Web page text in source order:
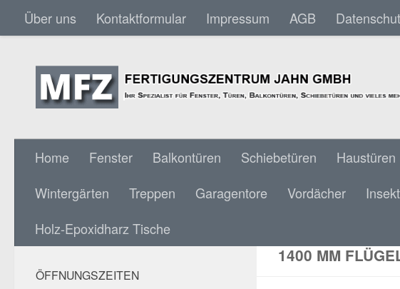
Skip to content
Über uns Kontaktformular Impressum AGB
Home Fenster Balkontüren Schiebetüren Haustüren
Wintergärten
Treppen Garagentore Vordächer
Holz-Epoxidharz Tische
400 MM
SOCIAL MEDIA:
ÖFFNUNGSZEITEN